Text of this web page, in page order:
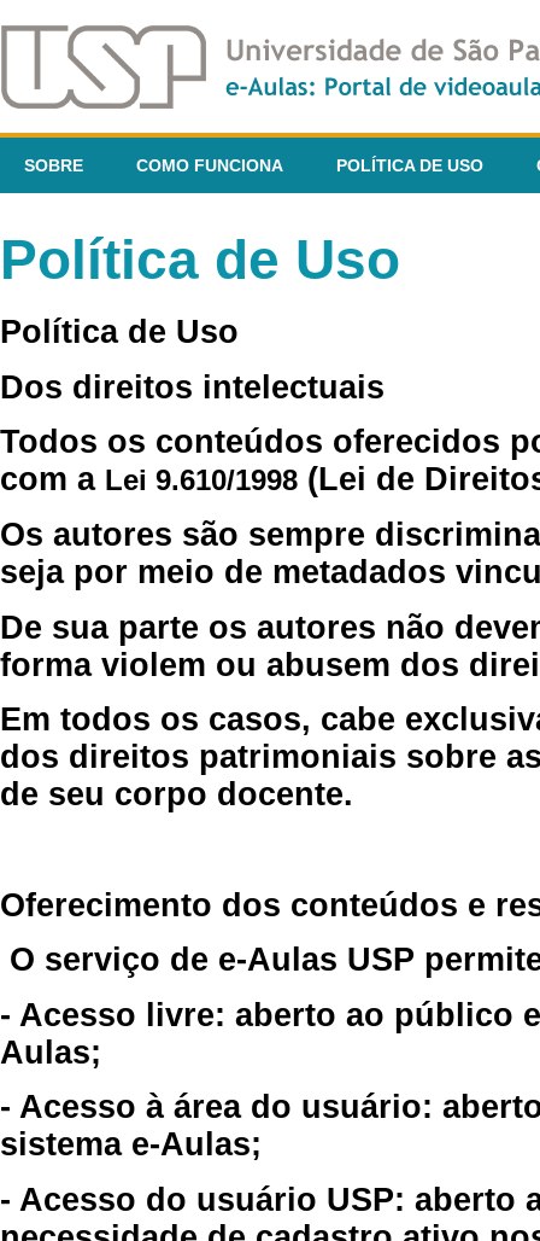
SOBRE COMO FUNCIONA POLÍTICA DE USO
Política de Uso
Política de Uso
Dos direitos intelectuais
Todos os conteúdos oferecidos
com a Lei 9.610/1998 (Lei de
Os autores são sempre
seja por meio de metadados
De sua parte os autores não
forma violem ou abusem dos
Em todos os casos, cabe
dos direitos patrimoniais sobre
de seu corpo docente.
Oferecimento dos conteúdos e
O serviço de e-Aulas USP
- Acesso livre: aberto ao público
Aulas;
- Acesso à área do usuário:
sistema e-Aulas;
- Acesso do usuário USP: aberto